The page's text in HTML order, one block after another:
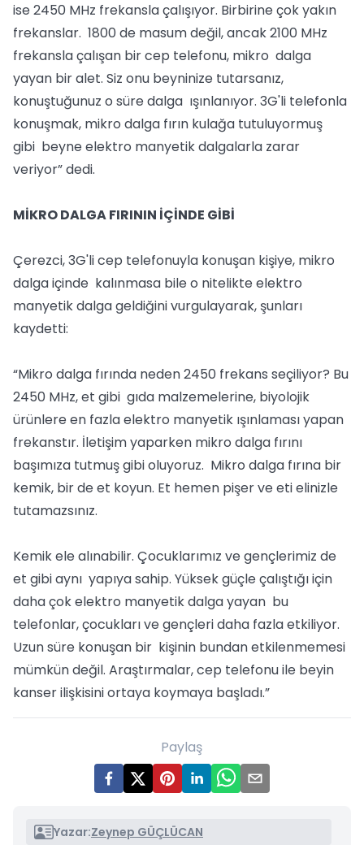
ise 2450 MHz frekansla çalışıyor. Birbirine çok yakın
frekanslar. 1800 de masum değil, ancak 2100 MHz
frekansla çalışan bir cep telefonu, mikro dalga
yayan bir alet. Siz onu beyninize tutarsanız,
konuştuğunuz o süre dalga ışınlanıyor. 3G'li telefonla
konuşmak, mikro dalga fırın kulağa tutuluyormuş
gibi beyne elektro manyetik dalgalarla zarar
veriyor” dedi.
MİKRO DALGA FIRININ İÇİNDE GİBİ
Çerezci, 3G'li cep telefonuyla konuşan kişiye, mikro
dalga içinde kalınmasa bile o nitelikte elektro
manyetik dalga geldiğini vurgulayarak, şunları
kaydetti:
“Mikro dalga fırında neden 2450 frekans seçiliyor? Bu
2450 MHz, et gibi gıda malzemelerine, biyolojik
ürünlere en fazla elektro manyetik ışınlaması yapan
frekanstır. İletişim yaparken mikro dalga fırını
başımıza tutmuş gibi oluyoruz. Mikro dalga fırına bir
kemik, bir de et koyun. Et hemen pişer ve eti elinizle
tutamazsınız.
Kemik ele alınabilir. Çocuklarımız ve gençlerimiz de
et gibi aynı yapıya sahip. Yüksek güçle çalıştığı için
daha çok elektro manyetik dalga yayan bu
telefonlar, çocukları ve gençleri daha fazla etkiliyor.
Uzun süre konuşan bir kişinin bundan etkilenmemesi
mümkün değil. Araştırmalar, cep telefonu ile beyin
kanser ilişkisini ortaya koymaya başladı.”
Paylaş
Yazar:Zeynep GÜÇLÜCAN